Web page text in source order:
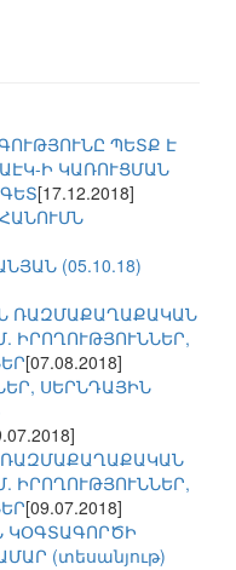
ՊԵՏՔ Է
Ի ԿԱՌՈՒՑՄԱՆ
[17.12.2018]
(05.10.18)
ՌԱԶՄԱՔԱՂԱՔԱԿԱՆ
ԻՐՈՂՈՒԹՅՈՒՆՆԵՐ,
[07.08.2018]
ՍԵՐՆԴԱՅԻՆ
ԻՐՈՂՈՒԹՅՈՒՆՆԵՐ,
[09.07.2018]
ԿՕԳՏԱԳՈՐԾԻ
(տեսանյութ)